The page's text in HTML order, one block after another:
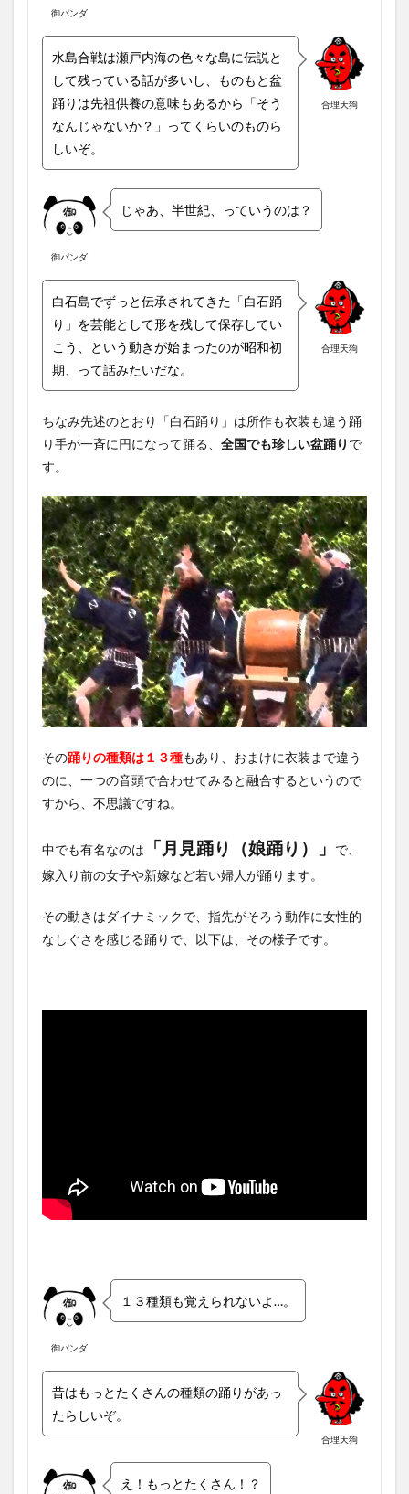
御パンダ
合理天狗
水島合戦は瀬戸内海の色々な島に伝説と
して残っている話が多いし、ものもと盆
踊りは先祖供養の意味もあるから「そう
なんじゃないか？」ってくらいのものら
しいぞ。
御パンダ
じゃあ、半世紀、っていうのは？
合理天狗
白石島でずっと伝承されてきた「白石踊
り」を芸能として形を残して保存してい
こう、という動きが始まったのが昭和初
期、って話みたいだな。
ちなみ先述のとおり「白石踊り」は所作も衣装も違う踊
り手が一斉に円になって踊る、 全国でも珍しい盆踊り で
す。
その踊りの種類は１３種もあり、おまけに衣装まで違う
のに、一つの音頭で合わせてみると融合するというので
すから、不思議ですね。
中でも有名なのは 「月見踊り（娘踊り）」
で、
嫁入り前の女子や新嫁など若い婦人が踊ります。
その動きはダイナミックで、指先がそろう動作に女性的
なしぐさを感じる踊りで、以下は、その様子です。
御パンダ
１３種類も覚えられないよ…。
合理天狗
昔はもっとたくさんの種類の踊りがあっ
たらしいぞ。
え！もっとたくさん！？